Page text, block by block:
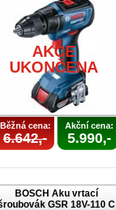
AKCE
UKONČENA
Běžná cena:
6.642,-
Akční cena:
5.990,-
BOSCH Aku vrtací
GSR 18V-110 C